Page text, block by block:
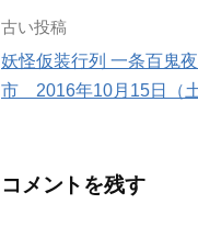
投
稿
古い投稿
妖怪仮装行列 一条百鬼
市 2016年10月15日（土
コメントを残す